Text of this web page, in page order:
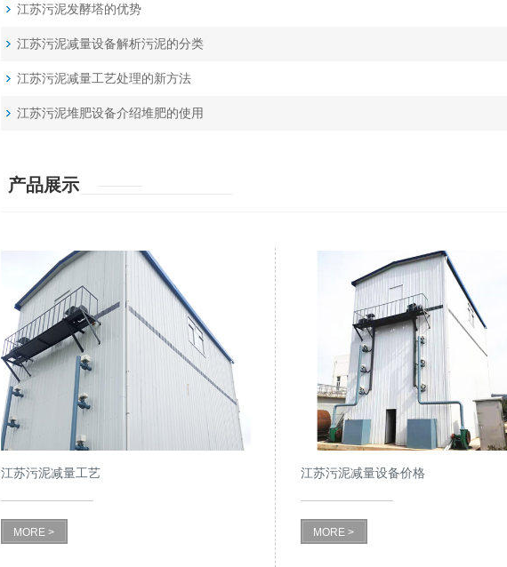
江苏污泥发酵塔的优势
江苏污泥减量设备解析污泥的分类
江苏污泥减量工艺处理的新方法
江苏污泥堆肥设备介绍堆肥的使用
产品展示
江苏污泥减量工艺
MORE >
江苏污泥减量设备价格
MORE >